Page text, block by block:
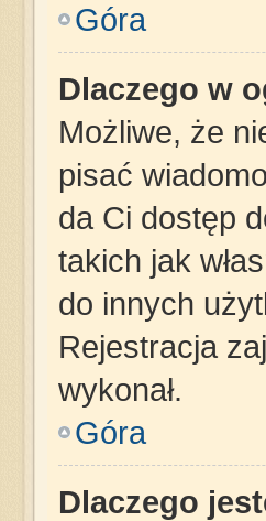
Góra
Dlaczego w
Możliwe, że
pisać
da Ci dostęp
takich jak
do innych
Rejestracja
wykonał.
Góra
Dlaczego